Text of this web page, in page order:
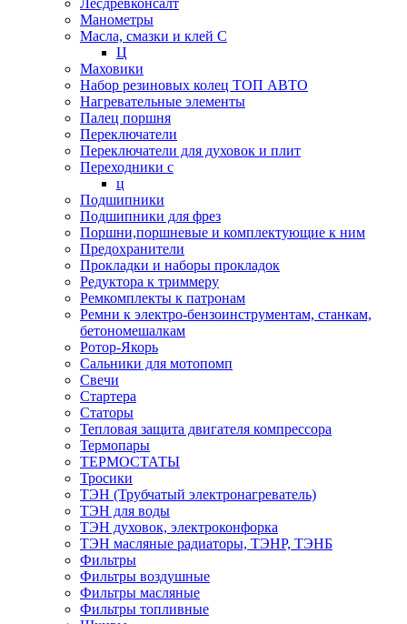
Лесдревконсалт
Манометры
Масла, смазки и клей С
Ц
Маховики
Набор резиновых колец ТОП АВТО
Нагревательные элементы
Палец поршня
Переключатели
Переключатели для духовок и плит
Переходники с
ц
Подшипники
Подшипники для фрез
Поршни,поршневые и комплектующие к ним
Предохранители
Прокладки и наборы прокладок
Редуктора к триммеру
Ремкомплекты к патронам
Ремни к электро-бензоинструментам, станкам,
бетономешалкам
Ротор-Якорь
Сальники для мотопомп
Свечи
Стартера
Статоры
Тепловая защита двигателя компрессора
Термопары
ТЕРМОСТАТЫ
Тросики
ТЭН (Трубчатый электронагреватель)
ТЭН для воды
ТЭН духовок, электроконфорка
ТЭН масляные радиаторы, ТЭНР, ТЭНБ
Фильтры
Фильтры воздушные
Фильтры масляные
Фильтры топливные